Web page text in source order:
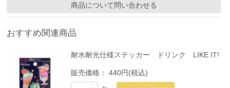
商品について問い合わせる
おすすめ関連商品
耐水耐光仕様ステッカー ドリンク LIKE IT!
販売価格：440円(税込)